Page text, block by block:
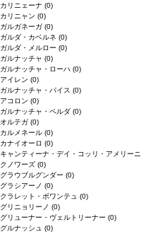
カリニェーナ (0)
カリニャン (0)
ガルガネーガ (0)
ガルダ・カベルネ (0)
ガルダ・メルロー (0)
ガルナッチャ (0)
ガルナッチャ・ローハ (0)
アイレン (0)
ガルナッチャ・パイス (0)
アコロン (0)
ガルナッチャ・ペルダ (0)
オルテガ (0)
カルメネール (0)
カナイオーロ (0)
キャンティーナ・デイ・コッリ・アメリーニ
クノワーズ (0)
グラウブルグンダー (0)
グラシアーノ (0)
クラレット・ボワンテュ (0)
グリニョリーノ (0)
グリューナー・ヴェルトリーナー (0)
グルナッシュ (0)